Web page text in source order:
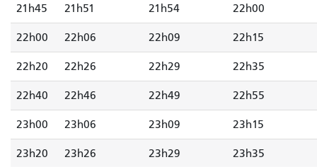
21h45 21h51 21h54 22h00
22h00 22h06 22h09 22h15
22h20 22h26 22h29 22h35
22h40 22h46 22h49 22h55
23h00 23h06 23h09 23h15
23h20 23h26 23h29 23h35